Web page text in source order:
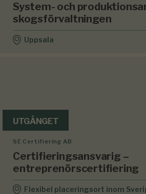
System- och
skogsförvaltningen
Uppsala
UTGÅNGET
SE Certifiering AB
Certifieringsansvarig –
entreprenörscertifiering
Flexibel placeringsort inom